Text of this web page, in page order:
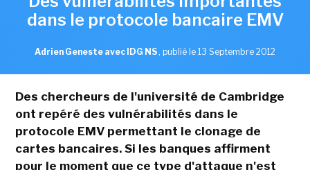
dans le protocole bancaire EMV
Adrien Geneste avec IDG NS , publié le 13 Septembre 2012
Des chercheurs de l'université de Cambridge
ont repéré des vulnérabilités dans le
protocole EMV permettant le clonage de
cartes bancaires. Si les banques affirment
pour le moment que ce type d'attaque n'est